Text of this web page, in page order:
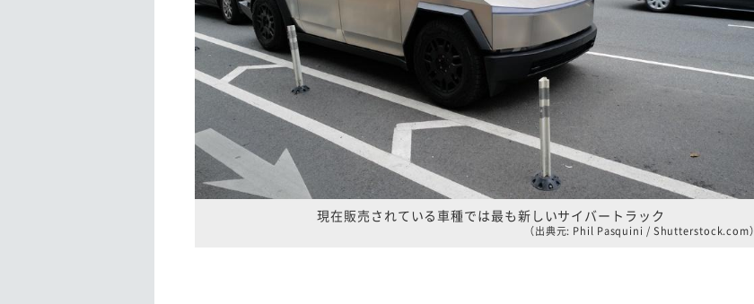
現在販売されている車種では最も新しいサイバートラック
（出典元: Phil Pasquini / Shutterstock.com）